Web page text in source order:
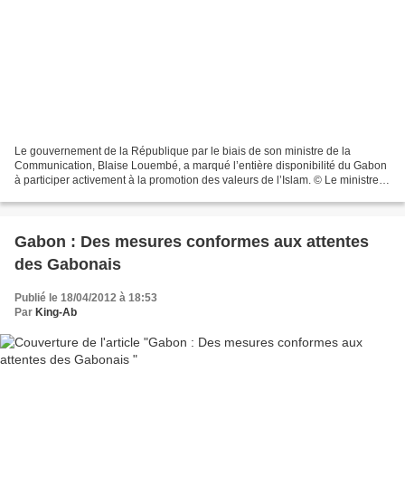
Le gouvernement de la République par le biais de son ministre de la
Communication, Blaise Louembé, a marqué l’entière disponibilité du Gabon
à participer activement à la promotion des valeurs de l’Islam. © Le ministre
Gabon : Des mesures conformes aux attentes
des Gabonais
Publié le 18/04/2012 à 18:53
Par King-Ab